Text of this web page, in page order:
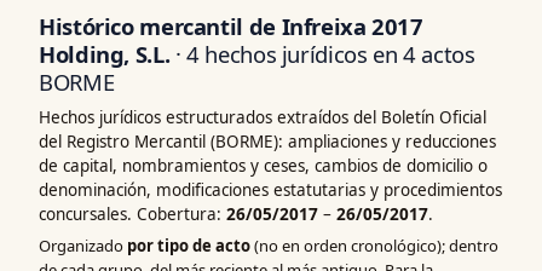
Histórico mercantil de Infreixa 2017
Holding, S.L. · 4 hechos jurídicos en 4 actos
BORME
Hechos jurídicos estructurados extraídos del Boletín Oficial
del Registro Mercantil (BORME): ampliaciones y reducciones
de capital, nombramientos y ceses, cambios de domicilio o
denominación, modificaciones estatutarias y procedimientos
concursales. Cobertura: 26/05/2017 – 26/05/2017.
Organizado por tipo de acto(no en orden cronológico); dentro